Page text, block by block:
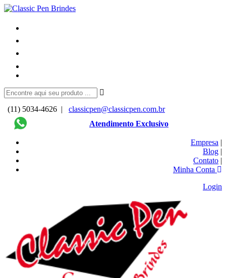
(11) 5034-4626 |
classicpen@classicpen.com.br
Atendimento Exclusivo
Empresa |
Blog |
Contato |
Minha Conta
Login